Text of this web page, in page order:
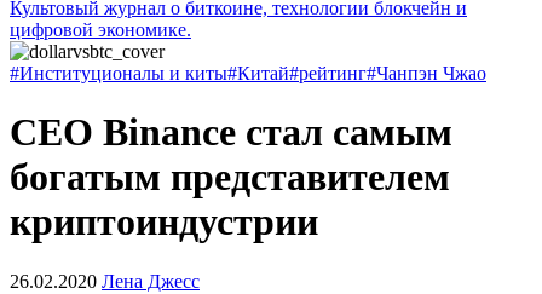
Культовый журнал о биткоине, технологии блокчейн и
цифровой экономике.
#Институционалы и киты#Китай#рейтинг#Чанпэн Чжао
CEO Binance стал самым
богатым представителем
криптоиндустрии
26.02.2020 Лена Джесс